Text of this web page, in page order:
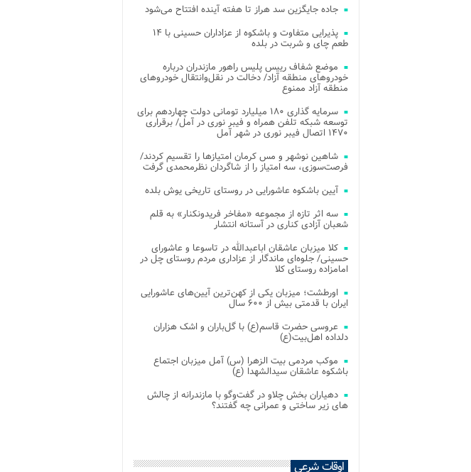
جاده جایگزین سد هراز تا هفته آینده افتتاح می‌شود
پذیرایی متفاوت و باشکوه از عزاداران حسینی با ۱۴
طعم چای و شربت در بلده
موضع شفاف رییس پلیس راهور مازندران درباره
خودروهای منطقه آزاد/ دخالت در نقل‌وانتقال خودروهای
منطقه آزاد ممنوع
سرمایه گذاری ۱۸۰ میلیارد تومانی دولت چهاردهم برای
توسعه شبکه تلفن همراه و فیبر نوری در آمل/ برقراری
۱۴۷۰ اتصال فیبر نوری در شهر آمل
شاهین نوشهر و مس کرمان امتیازها را تقسیم کردند/
فرصت‌سوزی، سه امتیاز را از شاگردان نظرمحمدی گرفت
آیین باشکوه عاشورایی در روستای تاریخی یوش بلده
سه اثر تازه از مجموعه «مفاخر فریدونکنار» به قلم
شعبان آزادی کناری در آستانه انتشار
کلا میزبان عاشقان اباعبدالله در تاسوعا و عاشورای
حسینی/ جلوه‌ای ماندگار از عزاداری مردم روستای چل در
امامزاده روستای کلا
اورطشت؛ میزبان یکی از کهن‌ترین آیین‌های عاشورایی
ایران با قدمتی بیش از ۶۰۰ سال
عروسی حضرت قاسم(ع) با گل‌باران و اشک هزاران
دلداده اهل‌بیت(ع)
موکب مردمی بیت‌ الزهرا (س) آمل میزبان اجتماع
باشکوه عاشقان سیدالشهدا (ع)
دهیاران بخش چلاو در گفت‌وگو با مازندرانه از چالش
های زیر ساختی و عمرانی چه گفتند؟
اوقات شرعی